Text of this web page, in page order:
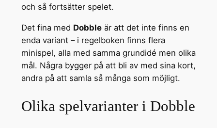
och så fortsätter spelet.
Det fina med Dobbleär att det inte finns en
enda variant – i regelboken finns flera
minispel, alla med samma grundidé men olika
mål. Några bygger på att bli av med sina kort,
andra på att samla så många som möjligt.
Olika spelvarianter i Dobble